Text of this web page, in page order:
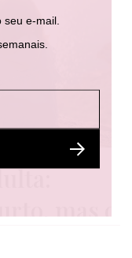
mas o
e-mail.